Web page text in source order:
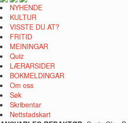
NYHENDE
KULTUR
VISSTE DU AT?
FRITID
MEININGAR
Quiz
LÆRARSIDER
BOKMELDINGAR
Om oss
Søk
Skribentar
Nettstadskart